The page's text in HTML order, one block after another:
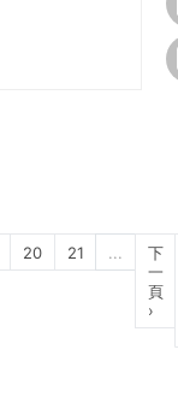
20 21 ...
下
一
頁
›